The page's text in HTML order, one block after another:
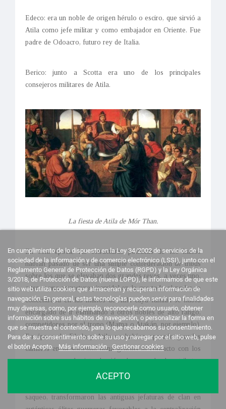
Edeco: era un noble de origen hérulo o esciro, que sirvió a
Atila como jefe militar y como embajador en Oriente. Fue
padre de Odoacro, futuro rey de Italia.
Berico: junto a Scotta era uno de los principales
consejeros militares de Atila.
La fiesta de Atila de Mór Than.
En esta época, las estructuras políticas de los hunos
habían pasado de ser una simple confederación de tribus
sobre los que se elevaban dos grandes reyes, a veces uno,
a tener una estructura piramidal en la que todo el poder se
concentraba en las manos de Atila cuya familia se había
encargado de ir eliminando a otros nobles de alto rango,
competidores por el trono (Mama o Atakán, por ejemplo).
En época de Bleda y Atila se habían operado grandes
cambios en la sociedad huna gracias al contacto con los
romanos y a la introducción de oro de los tributos
recibidos del Imperio romano. Ese dinero y los ingresos
saqueo, transformaron las antiguas jefaturas de clan en
En cumplimiento de lo dispuesto en la Ley 34/2002 de servicios de la
sociedad de la información y de comercio electrónico (LSSI), junto con el
Reglamento General de Protección de Datos (RGPD) y la Ley Orgánica
3/2018, de Protección de Datos (nueva LOPD), le informamos de que este
sitio web utiliza cookies que almacenan y recuperan información de
navegación. En general, estas tecnologías pueden servir para finalidades
muy diversas, como, por ejemplo, reconocerle como usuario, obtener
información sobre sus hábitos de navegación, o personalizar la forma en
que se muestra el contenido, para lo que recabamos su consentimiento.
Para dar su consentimiento sobre su uso y navegar por el sitio web, pulse
el botón Acepto. Más información Gestionar cookies
ACEPTO